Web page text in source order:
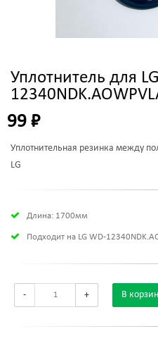
Уплотнитель для
99 ₽
Уплотнительная резинка между
LG
Длина: 1700мм
Подходит на LG WD-
- + В